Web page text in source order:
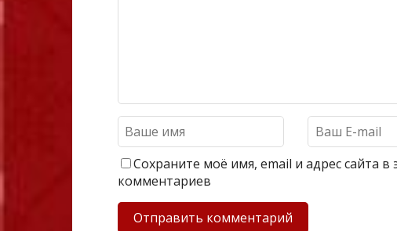
Сохраните моё имя, email и адрес сайта
комментариев